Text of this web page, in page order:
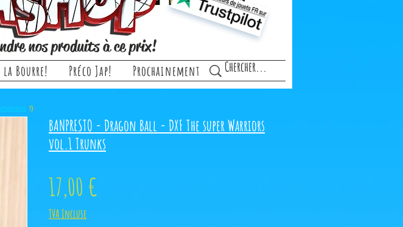
nos produits à ce prix!
la Bourre! Préco Jap! Prochainement
BANPRESTO - Dragon Ball - DXF The super Warriors
vol.1 Trunks
17,00 €
TVA Incluse
des !)